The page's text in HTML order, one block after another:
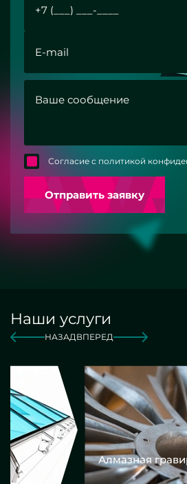
Согласие с политикой
Отправить заявку
Наши услуги
НАЗАДВПЕРЕД
Алмазная гравировка